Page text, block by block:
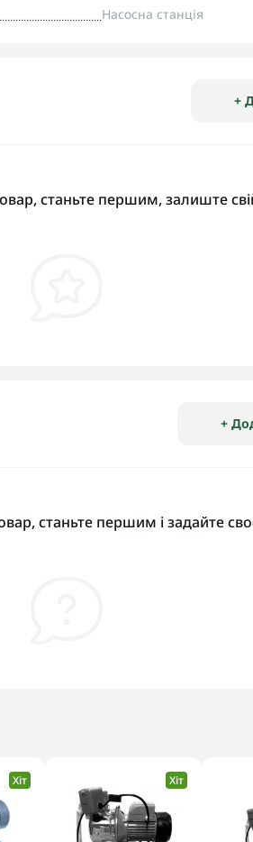
Насосна станція
+
станьте першим, залиште
+
станьте першим і задайте
Хіт Хіт